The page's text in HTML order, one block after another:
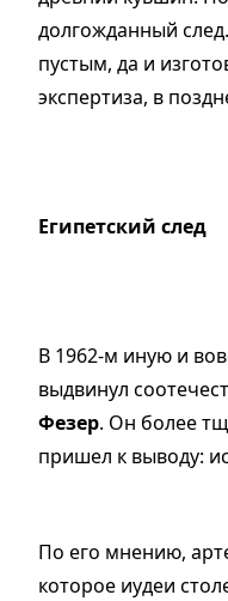
долгожданный
пустым, да и
экспертиза, в
Египетский след
В 1962-м иную и
выдвинул
Фезер. Он более
пришел к выводу:
По его мнению,
которое иудеи